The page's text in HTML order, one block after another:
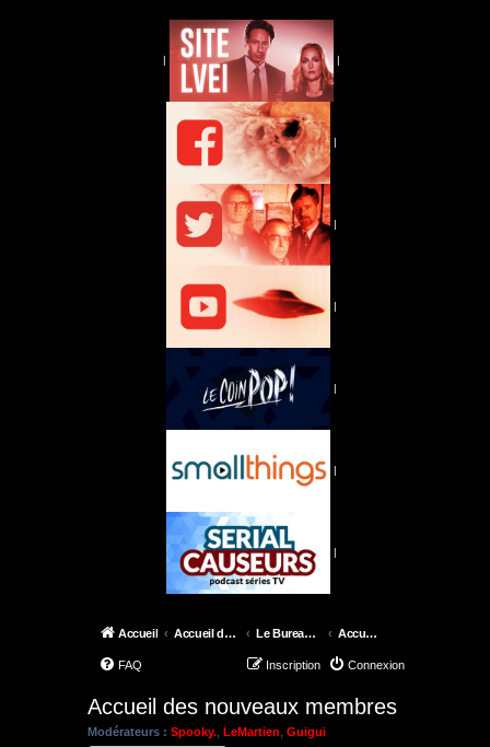
| |
|
|
|
|
|
|
Accueil Accueil du forum Le Bureau de Skinner Accueil des nouveaux membres
FAQ Connexion
Inscription
Accueil des nouveaux membres
Modérateurs : Spooky. LeMartien Guigui